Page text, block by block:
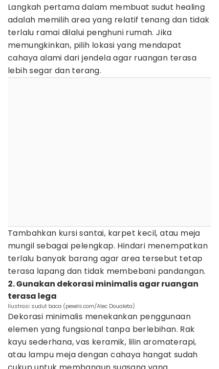
Langkah pertama dalam membuat sudut healing
adalah memilih area yang relatif tenang dan tidak
terlalu ramai dilalui penghuni rumah. Jika
memungkinkan, pilih lokasi yang mendapat
cahaya alami dari jendela agar ruangan terasa
lebih segar dan terang.
Tambahkan kursi santai, karpet kecil, atau meja
mungil sebagai pelengkap. Hindari menempatkan
terlalu banyak barang agar area tersebut tetap
terasa lapang dan tidak membebani pandangan.
2. Gunakan dekorasi minimalis agar ruangan
terasa lega
Ilustrasi sudut baca (pexels.com/Alec Doualeta)
Dekorasi minimalis menekankan penggunaan
elemen yang fungsional tanpa berlebihan. Rak
kayu sederhana, vas keramik, lilin aromaterapi,
atau lampu meja dengan cahaya hangat sudah